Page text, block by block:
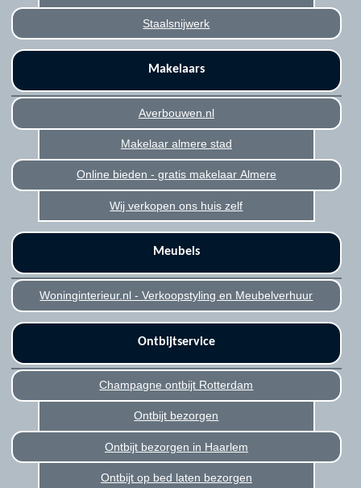
Staalsnijwerk
Makelaars
Averbouwen.nl
Makelaar almere stad
Online bieden - gratis makelaar Almere
Wij verkopen ons huis zelf
Meubels
Woninginterieur.nl - Verkoopstyling en Meubelverhuur
Ontbijtservice
Champagne ontbijt Rotterdam
Ontbijt bezorgen
Ontbijt bezorgen in Haarlem
Ontbijt op bed laten bezorgen